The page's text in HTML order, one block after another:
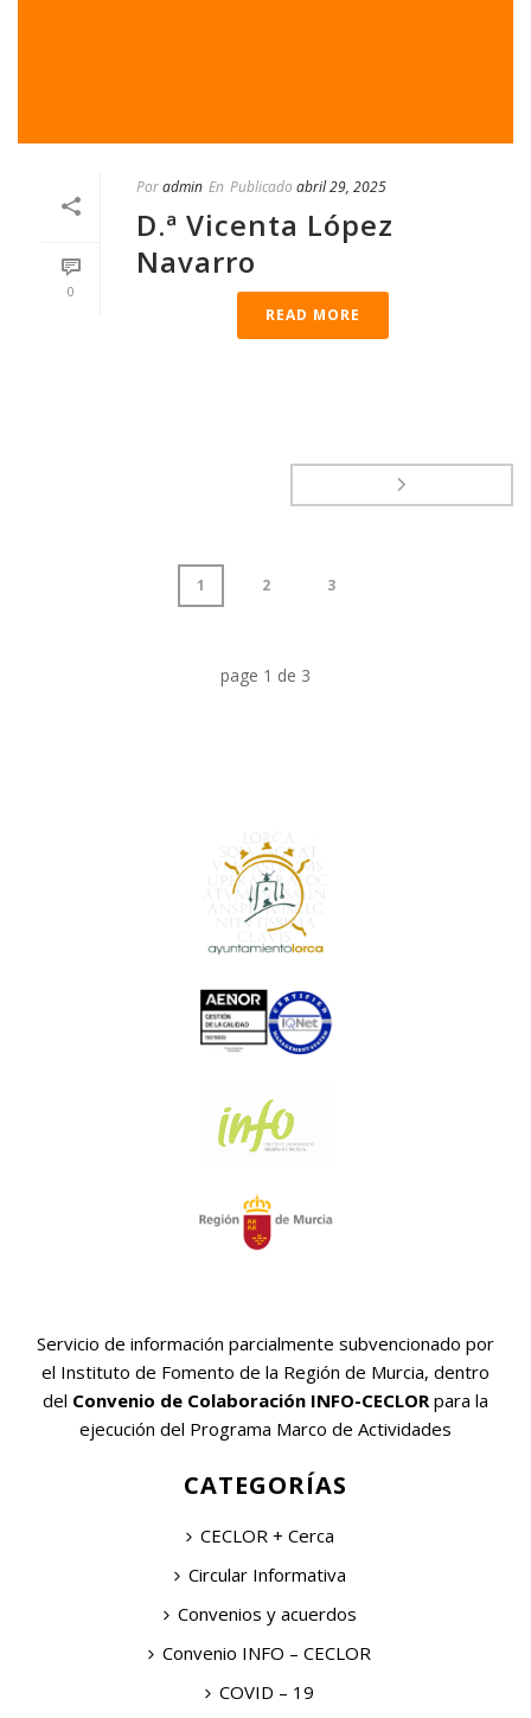
0
Poradmin En Publicado abril 29, 2025
D.ª Vicenta López
Navarro
READ MORE
1 2 3
page 1 de 3
Servicio de información parcialmente subvencionado por
el Instituto de Fomento de la Región de Murcia, dentro
del Convenio de Colaboración INFO-CECLOR para la
ejecución del Programa Marco de Actividades
CATEGORÍAS
CECLOR + Cerca
Circular Informativa
Convenios y acuerdos
Convenio INFO – CECLOR
COVID – 19